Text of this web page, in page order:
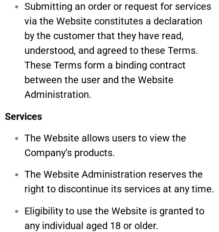
Submitting an order or request for services
via the Website constitutes a declaration
by the customer that they have read,
understood, and agreed to these Terms.
These Terms form a binding contract
between the user and the Website
Administration.
Services
The Website allows users to view the
Company’s products.
The Website Administration reserves the
right to discontinue its services at any time.
Eligibility to use the Website is granted to
any individual aged 18 or older.